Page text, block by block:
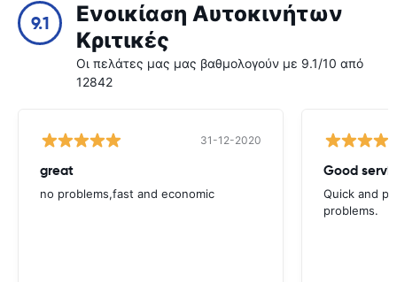
9.1
Ενοικίαση Αυτοκινήτων
Κριτικές
Οι πελάτες μας μας βαθμολογούν με 9.1/10 από
12842
31-12-2020
great
no problems,fast and economic
Good
Quick and
problems.